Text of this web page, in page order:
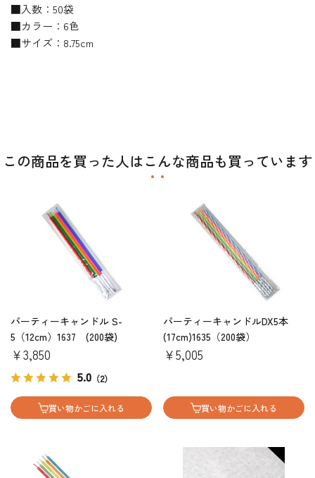
■入数：50袋
■カラー：6色
■サイズ：8.75cm
この商品を買った人はこんな商品も買っています
パーティーキャンドル S-
5（12cm）1637 (200袋)
￥3,850
5.0 （2）
買い物かごに入れる
パーティーキャンドルDX5本
(17cm)1635（200袋）
￥5,005
買い物かごに入れる